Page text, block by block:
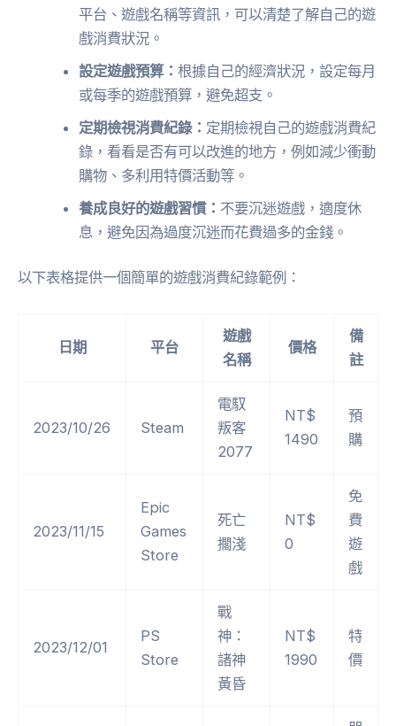
平台、遊戲名稱等資訊，可以清楚了解自己的遊
戲消費狀況。
設定遊戲預算：根據自己的經濟狀況，設定每月
或每季的遊戲預算，避免超支。
定期檢視消費紀錄： 定期檢視自己的遊戲消費紀
錄，看看是否有可以改進的地方，例如減少衝動
購物、多利用特價活動等。
養成良好的遊戲習慣： 不要沉迷遊戲，適度休
息，避免因為過度沉迷而花費過多的金錢。
以下表格提供一個簡單的遊戲消費紀錄範例：
日期 平台
遊戲
名稱
價格
備
註
2023/10/26 Steam
電馭
叛客
2077
NT$
1490
預
購
2023/11/15
Epic
Games
Store
死亡
擱淺
NT$
0
免
費
遊
戲
2023/12/01
PS
Store
戰
神：
諸神
黃昏
NT$
1990
特
價